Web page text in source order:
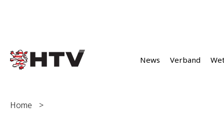
News Verband
Home >